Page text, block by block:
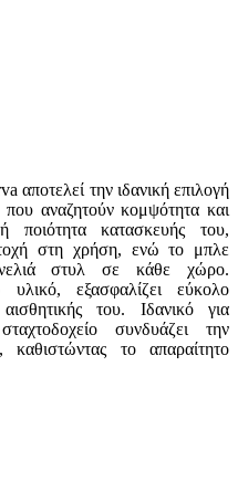
αποτελεί την ιδανική επιλογή
που αναζητούν κομψότητα και
ποιότητα κατασκευής του,
στη χρήση, ενώ το μπλε
στυλ σε κάθε χώρο.
εξασφαλίζει εύκολο
του. Ιδανικό για
συνδυάζει την
καθιστώντας το απαραίτητο